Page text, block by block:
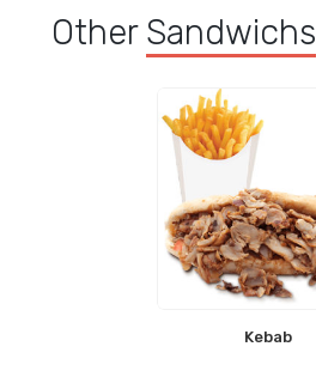
Other Sandwichs
Kebab